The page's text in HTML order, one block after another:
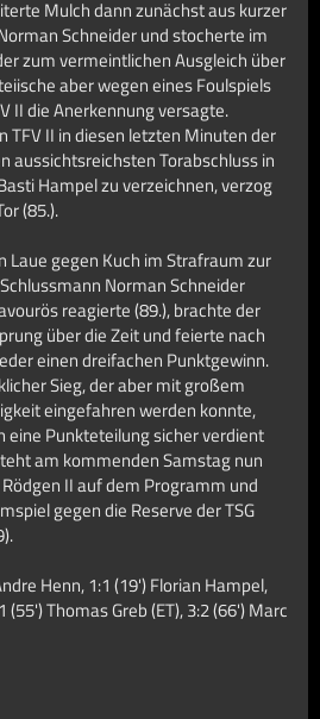
Mulch dann zunächst aus kurzer
Schneider und stocherte im
zum vermeintlichen Ausgleich über
aber wegen eines Foulspiels
II die Anerkennung versagte.
TFV II in diesen letzten Minuten der
aussichtsreichsten Torabschluss in
Hampel zu verzeichnen, verzog
(85.).
Laue gegen Kuch im Strafraum zur
Norman Schneider
reagierte (89.), brachte der
über die Zeit und feierte nach
einen dreifachen Punktgewinn.
Sieg, der aber mit großem
eingefahren werden konnte,
eine Punkteteilung sicher verdient
am kommenden Samstag nun
II auf dem Programm und
gegen die Reserve der TSG
Henn, 1:1 (19') Florian Hampel,
(55') Thomas Greb (ET),3:2 (66')Marc